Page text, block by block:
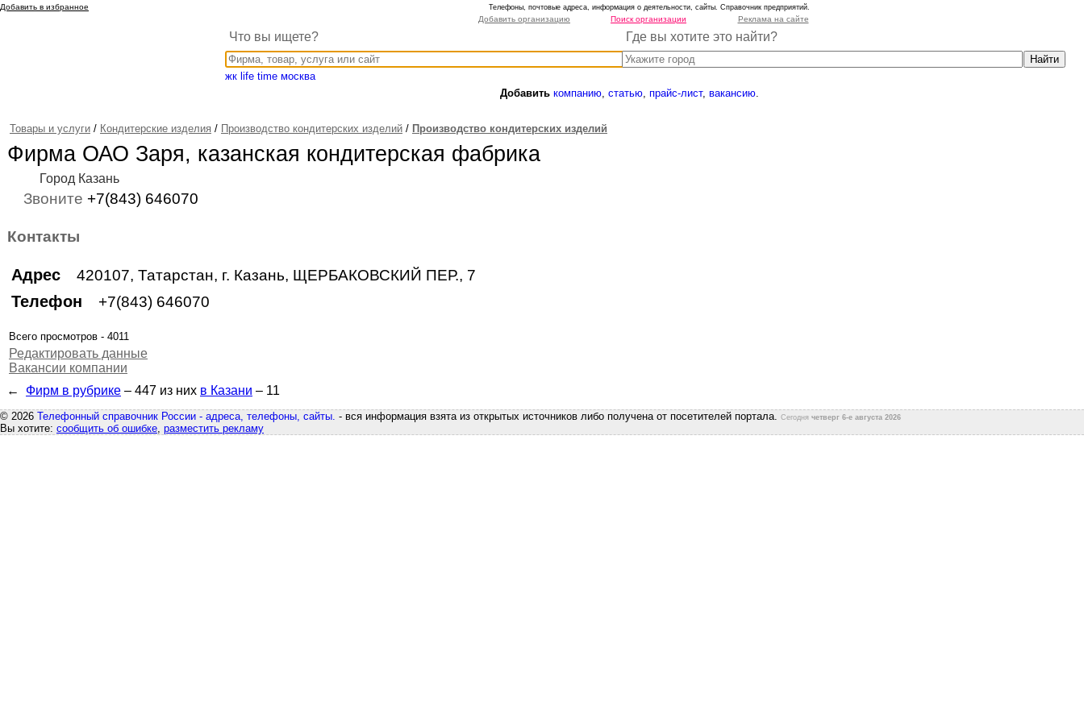
Добавить в избранное Телефоны, почтовые адреса, информация о деятельности, сайты. Справочник предприятий.
Добавить организацию Поиск организации Реклама на сайте
Что вы ищете? Где вы хотите это найти?
жк life time москва
Добавить компанию, статью, прайс-лист, вакансию.
Товары и услуги / Кондитерские изделия / Производство кондитерских изделий / Производство кондитерских изделий
Фирма ОАО Заря, казанская кондитерская фабрика
Город Казань
Звоните +7(843) 646070
Контакты
Адрес 420107, Татарстан, г. Казань, ЩЕРБАКОВСКИЙ ПЕР., 7
Телефон +7(843) 646070
Всего просмотров - 4011
Редактировать данные
Вакансии компании
← Фирм в рубрике – 447 из них в Казани – 11
© 2026 Телефонный справочник России - адреса, телефоны, сайты. - вся информация взята из открытых источников либо получена от посетителей портала. Сегодня четверг 6-е августа 2026
Вы хотите: сообщить об ошибке, разместить рекламу